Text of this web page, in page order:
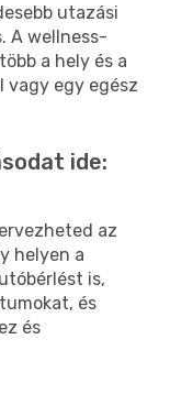
utazási
A wellness-
a hely és a
vagy egy egész
ide:
az
helyen a
is,
és
és